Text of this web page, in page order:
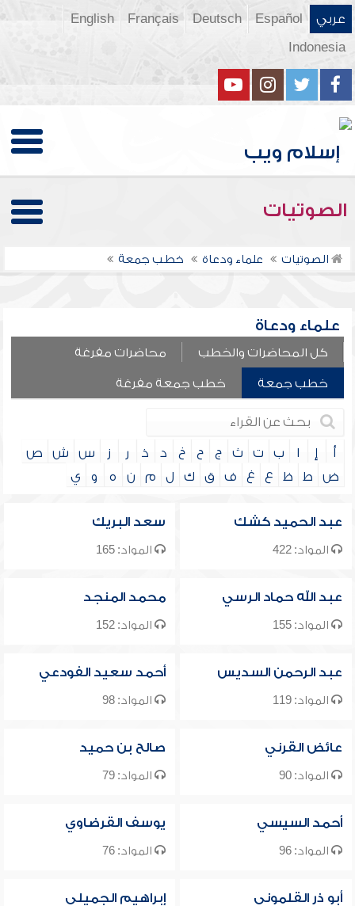
عربي Español
Deutsch
Français
English
Indonesia
الصوتيات
الصوتيات علماء ودعاة خطب جمعة
علماء ودعاة
كل المحاضرات والخطب محاضرات مفرغة
خطب جمعة خطب جمعة مفرغة
أ إ ا ب ت ث ج ح خ د ذ ر ز س ش
ص
ض
ط ظ ع غ ف ق ك ل م ن ه و ي
عبد الحميد كشك
المواد: 422
سعد البريك
المواد: 165
عبد الله حماد الرسي
المواد: 155
محمد المنجد
المواد: 152
عبد الرحمن السديس
المواد: 119
أحمد سعيد الفودعي
المواد: 98
عائض القرني
المواد: 90
صالح بن حميد
المواد: 79
أحمد السيسي
المواد: 96
يوسف القرضاوي
المواد: 76
أبو ذر القلموني إبراهيم الجميلى